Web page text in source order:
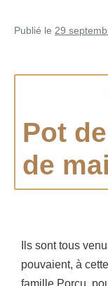
Publié le 29
Pot
de
Ils sont tous
pouvaient, à